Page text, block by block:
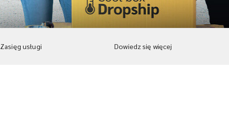
Zasięg usługi Dowiedz się więcej